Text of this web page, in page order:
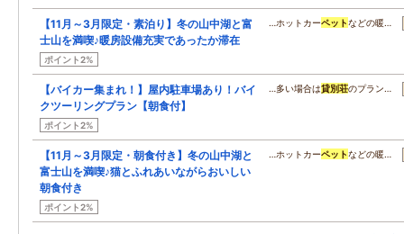
【11月～3月限定・素泊り】冬の山中湖と富
士山を満喫♪暖房設備充実であったか滞在
ポイント2%
…ホットカーペットなどの暖…
【バイカー集まれ！】屋内駐車場あり！バイ
クツーリングプラン【朝食付】
ポイント2%
…多い場合は貸別荘のプラン…
【11月～3月限定・朝食付き】冬の山中湖と
富士山を満喫♪猫とふれあいながらおいしい
朝食付き
ポイント2%
…ホットカーペットなどの暖…